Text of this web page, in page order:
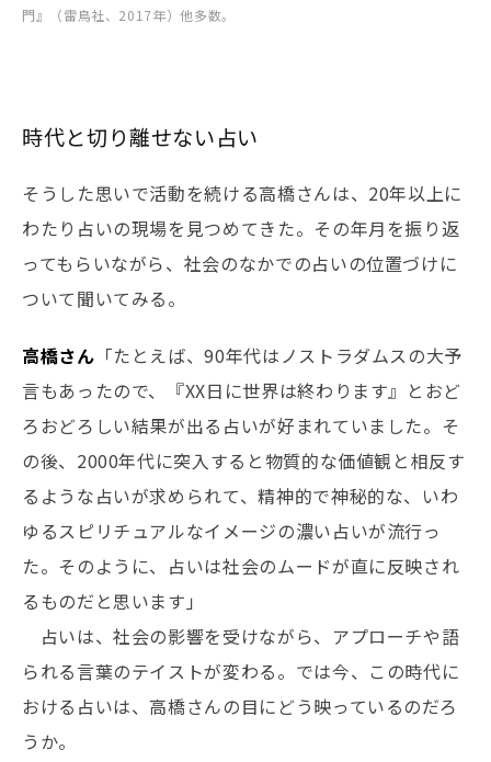
門』（雷鳥社、2017年）他多数。
時代と切り離せない占い
そうした思いで活動を続ける高橋さんは、20年以上に
わたり占いの現場を見つめてきた。その年月を振り返
ってもらいながら、社会のなかでの占いの位置づけに
ついて聞いてみる。
高橋さん 「たとえば、90年代はノストラダムスの大予
言もあったので、『XX日に世界は終わります』とおど
ろおどろしい結果が出る占いが好まれていました。そ
の後、2000年代に突入すると物質的な価値観と相反す
るような占いが求められて、精神的で神秘的な、いわ
ゆるスピリチュアルなイメージの濃い占いが流行っ
た。そのように、占いは社会のムードが直に反映され
るものだと思います」
占いは、社会の影響を受けながら、アプローチや語
られる言葉のテイストが変わる。では今、この時代に
おける占いは、高橋さんの目にどう映っているのだろ
うか。